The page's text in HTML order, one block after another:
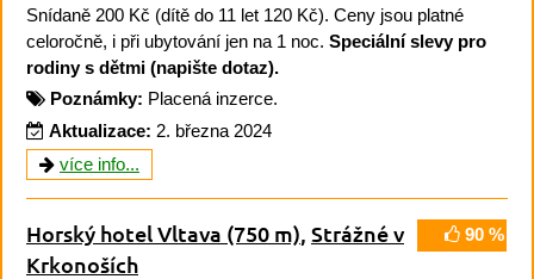
Snídaně 200 Kč (dítě do 11 let 120 Kč). Ceny jsou platné
celoročně, i při ubytování jen na 1 noc. Speciální slevy pro
rodiny s dětmi (napište dotaz).
Poznámky: Placená inzerce.
Aktualizace: 2. března 2024
více info...
90 %
Horský hotel Vltava (750 m), Strážné v
Krkonoších